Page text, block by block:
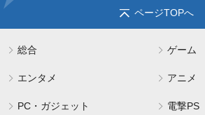
ページTOPへ
総合 ゲーム
エンタメ アニメ
PC・ガジェット 電撃PS